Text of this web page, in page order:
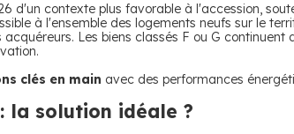
d'un contexte plus favorable à l'accession,
à l'ensemble des logements neufs sur le
Les biens classés F ou G
clés en main avec des performances
la solution idéale ?